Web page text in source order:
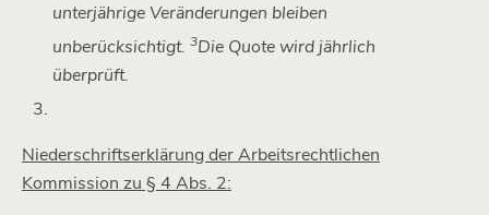
unterjährige Veränderungen bleiben
unberücksichtigt.3Die Quote wird jährlich
überprüft.
Niederschriftserklärung der Arbeitsrechtlichen
Kommission zu § 4 Abs. 2: